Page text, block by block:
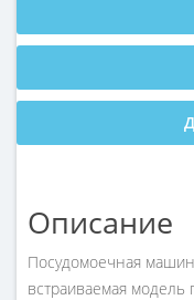
Описание
Посудомоечная
встраиваемая